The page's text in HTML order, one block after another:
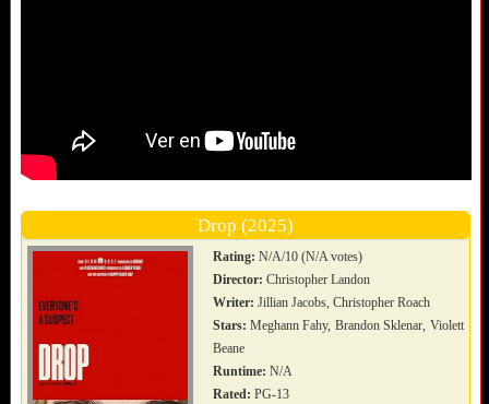
Drop (2025)
Rating: N/A/10 (N/A votes)
Director: Christopher Landon
Writer: Jillian Jacobs, Christopher Roach
Stars: Meghann Fahy, Brandon Sklenar, Violett
Beane
Runtime: N/A
Rated: PG-13